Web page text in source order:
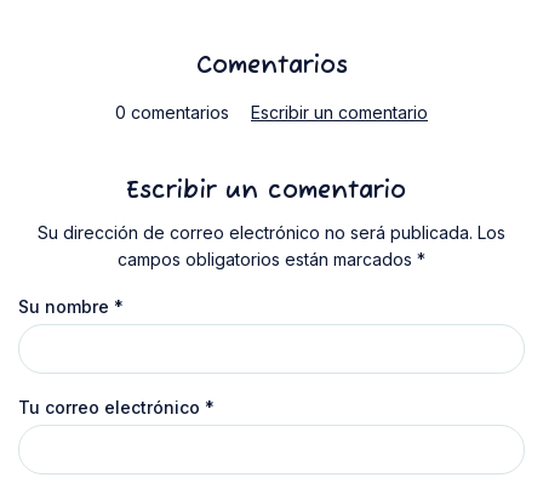
Comentarios
0 comentarios Escribir un comentario
Escribir un comentario
Su dirección de correo electrónico no será publicada. Los
campos obligatorios están marcados *
Su nombre *
Tu correo electrónico *